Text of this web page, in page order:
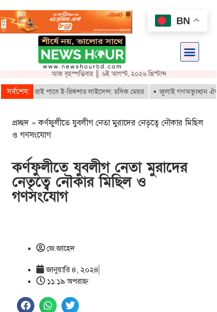
আজ বৃহস্পতিবার ║ ৬ই আগস্ট, ২০২৬ খ্রিস্টাব্দ
সর্বশেষ:পাবে ই-রিকশার লাইসেন্স: চসিক মেয়র জুলাই গণঅভ্যুত্থান
প্রচ্ছদ »কর্ণফুলীতে যুবলীগ নেতা মুরাদের নেতৃত্বে নৌকার মিছিল
ও গণসংযোগ
কর্ণফুলীতে যুবলীগ নেতা মুরাদের
নেতৃত্বে নৌকার মিছিল ও
গণসংযোগ
জে.জাহেদ
জানুয়ারি ৪, ২০২৪
১১:১৯ অপরাহ্ণ
BN